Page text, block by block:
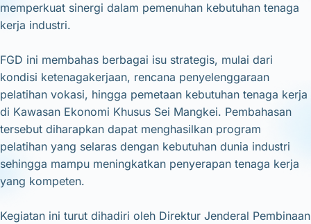
memperkuat sinergi dalam pemenuhan kebutuhan tenaga
kerja industri.
FGD ini membahas berbagai isu strategis, mulai dari
kondisi ketenagakerjaan, rencana penyelenggaraan
pelatihan vokasi, hingga pemetaan kebutuhan tenaga kerja
di Kawasan Ekonomi Khusus Sei Mangkei. Pembahasan
tersebut diharapkan dapat menghasilkan program
pelatihan yang selaras dengan kebutuhan dunia industri
sehingga mampu meningkatkan penyerapan tenaga kerja
yang kompeten.
Kegiatan ini turut dihadiri oleh Direktur Jenderal Pembinaan